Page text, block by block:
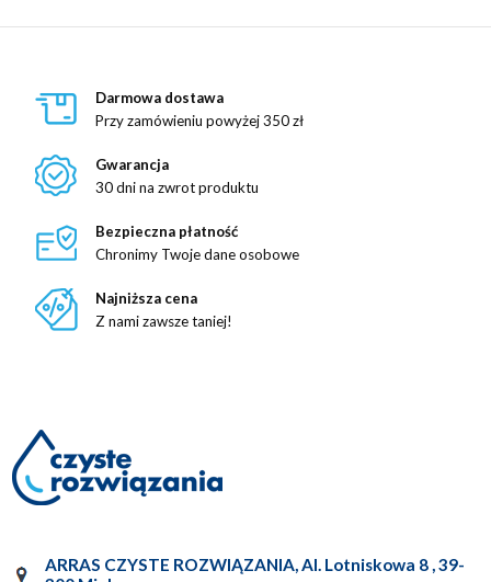
Darmowa dostawa
Przy zamówieniu powyżej 350 zł
Gwarancja
30 dni na zwrot produktu
Bezpieczna płatność
Chronimy Twoje dane osobowe
Najniższa cena
Z nami zawsze taniej!
ARRAS CZYSTE ROZWIĄZANIA,Al. Lotniskowa 8,39-